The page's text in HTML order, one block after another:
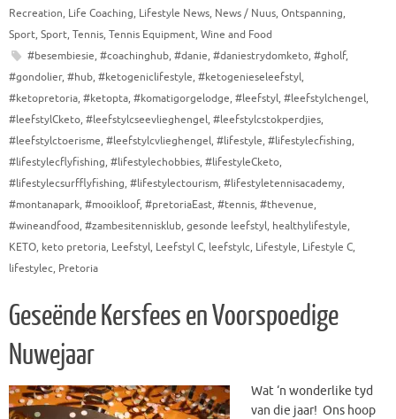
Recreation, Life Coaching, Lifestyle News, News / Nuus, Ontspanning,
Sport, Sport, Tennis, Tennis Equipment, Wine and Food
#besembiesie, #coachinghub, #danie, #daniestrydomketo, #gholf,
#gondolier, #hub, #ketogeniclifestyle, #ketogenieseleefstyl,
#ketopretoria, #ketopta, #komatigorgelodge, #leefstyl, #leefstylchengel,
#leefstylCketo, #leefstylcseevlieghengel, #leefstylcstokperdjies,
#leefstylctoerisme, #leefstylcvlieghengel, #lifestyle, #lifestylecfishing,
#lifestylecflyfishing, #lifestylechobbies, #lifestyleCketo,
#lifestylecsurfflyfishing, #lifestylectourism, #lifestyletennisacademy,
#montanapark, #mooikloof, #pretoriaEast, #tennis, #thevenue,
#wineandfood, #zambesitennisklub, gesonde leefstyl, healthylifestyle,
KETO, keto pretoria, Leefstyl, Leefstyl C, leefstylc, Lifestyle, Lifestyle C,
lifestylec, Pretoria
Geseënde Kersfees en Voorspoedige
Nuwejaar
Wat ‘n wonderlike tyd
van die jaar! Ons hoop